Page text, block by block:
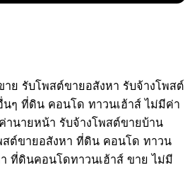
ย รับโพสต์ขายอสังหา รับจ้างโพสต์
ๆ ที่ดิน คอนโด ทาวนเฮ้าส์ ไม่มีค่า
นายหน้า รับจ้างโพสต์ขายบ้าน
สต์ขายอสังหา ที่ดิน คอนโด ทาวน
ที่ดินคอนโดทาวนเฮ้าส์ ขาย ไม่มี